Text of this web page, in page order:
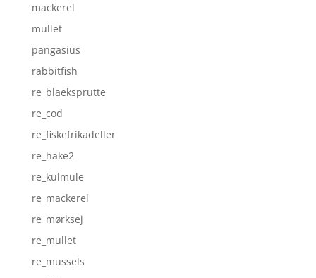
mackerel
mullet
pangasius
rabbitfish
re_blaeksprutte
re_cod
re_fiskefrikadeller
re_hake2
re_kulmule
re_mackerel
re_mørksej
re_mullet
re_mussels